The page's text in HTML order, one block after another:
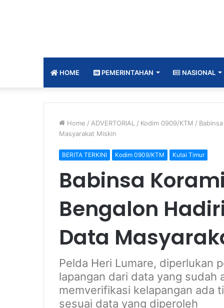
HOME PEMERINTAHAN NASIONAL
Home / ADVERTORIAL / Kodim 0909/KTM /
Masyarakat Miskin
BERITA TERKINI Kodim 0909/KTM Kutai Timur
Babinsa
Bengalon
Data
Pelda Heri Lumare, diperlukan
lapangan dari data yang sudah
memverifikasi kelapangan ada
sesuai data yang diperoleh